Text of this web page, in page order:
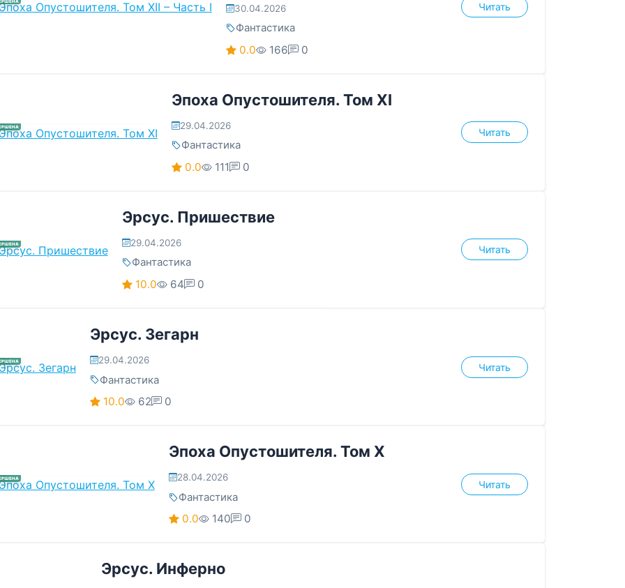
30.04.2026
Фантастика
0.0
166 0
Читать
Эпоха Опустошителя. Том XI
29.04.2026
Фантастика
0.0
111 0
Читать
Эрсус. Пришествие
29.04.2026
Фантастика
10.0
64 0
Читать
Эрсус. Зегарн
29.04.2026
Фантастика
10.0
62 0
Читать
Эпоха Опустошителя. Том X
28.04.2026
Фантастика
0.0
140 0
Читать
Эрсус. Инферно